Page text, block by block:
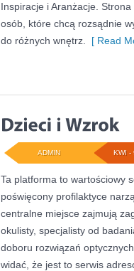
Inspiracje i Aranżacje.
osób, które chcą rozsądnie
do różnych wnętrz.
[ Read
KWI -
ADMIN
Ta platforma to wartościowy
poświęcony profilaktyce
centralne miejsce zajmują
okulisty, specjalisty od
doboru rozwiązań
widać, że jest to serwis